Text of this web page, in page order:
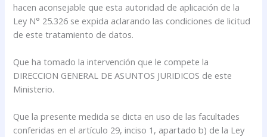
hacen aconsejable que esta autoridad de aplicación de la
Ley N° 25.326 se expida aclarando las condiciones de licitud
de este tratamiento de datos.
Que ha tomado la intervención que le compete la
DIRECCION GENERAL DE ASUNTOS JURIDICOS de este
Ministerio.
Que la presente medida se dicta en uso de las facultades
conferidas en el artículo 29, inciso 1, apartado b) de la Ley